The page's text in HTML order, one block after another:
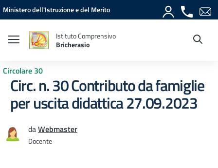
Vai ai contenuti
Vai al menu di navigazione
Vai al footer
Ministero dell'Istruzione e del Merito
Istituto Comprensivo
Bricherasio
Circolare 30
Circ. n. 30 Contributo da famiglie
per uscita didattica 27.09.2023
daWebmaster
Docente